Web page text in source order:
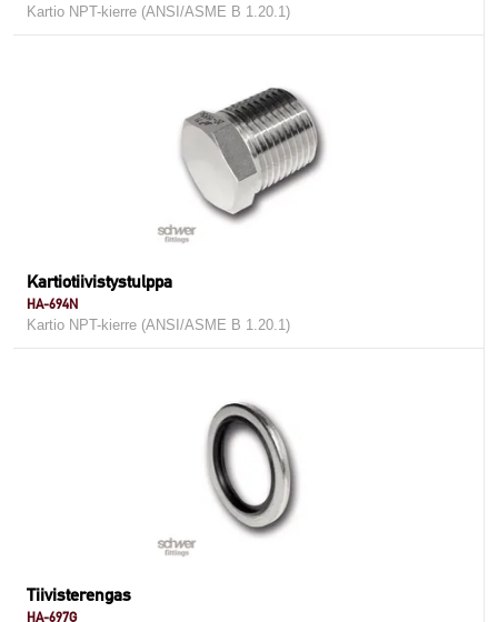
Kartio NPT-kierre (ANSI/ASME B 1.20.1)
Kartiotiivistystulppa
HA-694N
Kartio NPT-kierre (ANSI/ASME B 1.20.1)
Tiivisterengas
HA-697G